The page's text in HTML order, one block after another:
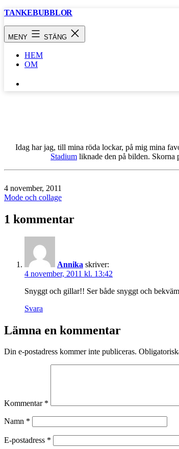
Hoppa
TANKEBUBBLOR
MENY STÄNG
HEM
OM
…
Idag har jag, till mina röda lockar, på mig mina
Stadium liknade den på bilden. Skorna
Publicerat
den
4 november, 2011
Kategoriserat
Mode och collage
1 kommentar
Annika skriver:
4 november, 2011 kl. 13:42
Snyggt och gillar!! Ser både snyggt och
Svara
Lämna en kommentar
Din e-postadress kommer inte publiceras.
Kommentar *
Namn *
E-postadress *